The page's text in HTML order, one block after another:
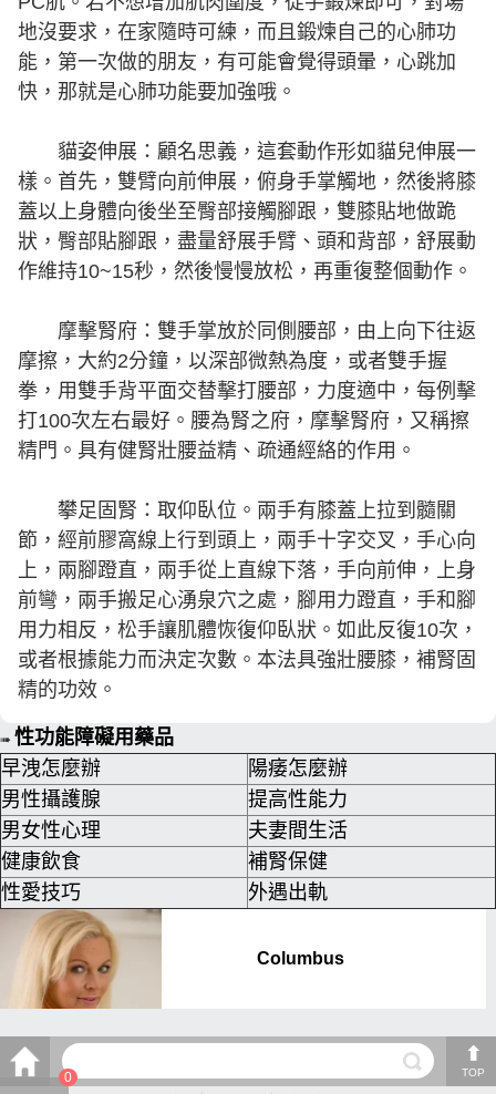
地沒要求，在家隨時可練，而且鍛煉自己的心肺功
能，第一次做的朋友，有可能會覺得頭暈，心跳加
快，那就是心肺功能要加強哦。
貓姿伸展：顧名思義，這套動作形如貓兒伸展一
樣。首先，雙臂向前伸展，俯身手掌觸地，然後將膝
蓋以上身體向後坐至臀部接觸腳跟，雙膝貼地做跪
狀，臀部貼腳跟，盡量舒展手臂、頭和背部，舒展動
作維持10~15秒，然後慢慢放松，再重復整個動作。
摩擊腎府：雙手掌放於同側腰部，由上向下往返
摩擦，大約2分鐘，以深部微熱為度，或者雙手握
拳，用雙手背平面交替擊打腰部，力度適中，每例擊
打100次左右最好。腰為腎之府，摩擊腎府，又稱擦
精門。具有健腎壯腰益精、疏通經絡的作用。
攀足固腎：取仰臥位。兩手有膝蓋上拉到髓關
節，經前膠窩線上行到頭上，兩手十字交叉，手心向
上，兩腳蹬直，兩手從上直線下落，手向前伸，上身
前彎，兩手搬足心湧泉穴之處，腳用力蹬直，手和腳
用力相反，松手讓肌體恢復仰臥狀。如此反復10次，
或者根據能力而決定次數。本法具強壯腰膝，補腎固
精的功效。
➠ 性功能障礙用藥品
早洩怎麼辦
陽痿怎麼辦
男性攝護腺
提高性能力
男女性心理
夫妻間生活
健康飲食
補腎保健
性愛技巧
外遇出軌
TOP
0